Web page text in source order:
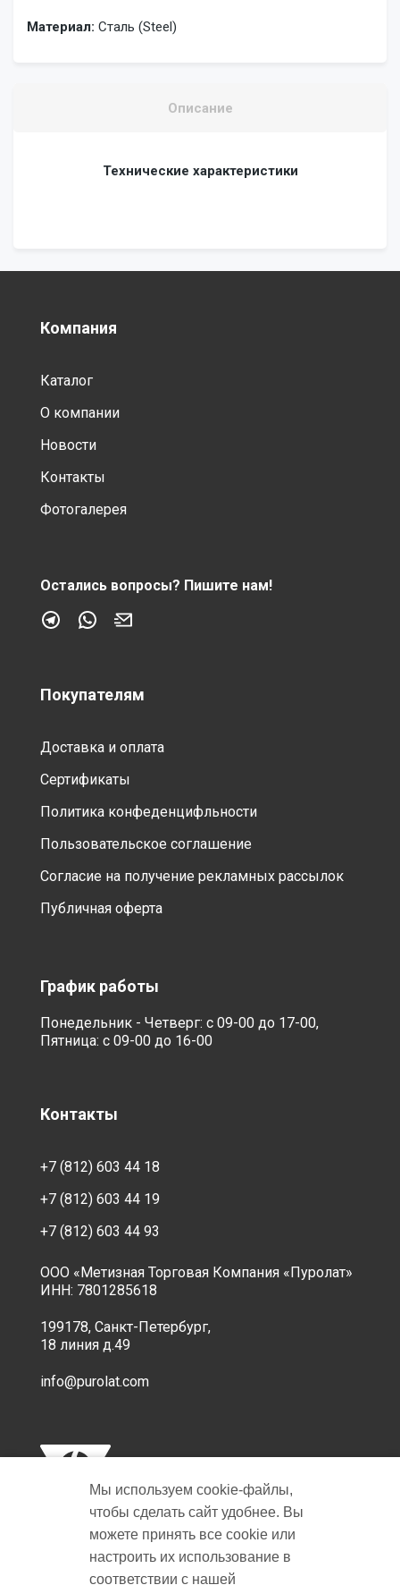
Материал: Сталь (Steel)
Описание
Технические характеристики
Компания
Каталог
О компании
Новости
Контакты
Фотогалерея
Остались вопросы? Пишите нам!
Покупателям
Доставка и оплата
Сертификаты
Политика конфеденцифльности
Пользовательское соглашение
Согласие на получение рекламных рассылок
Публичная оферта
График работы
Понедельник - Четверг: с 09-00 до 17-00,
Пятница: с 09-00 до 16-00
Контакты
+7 (812) 603 44 18
+7 (812) 603 44 19
+7 (812) 603 44 93
ООО «Метизная Торговая Компания «Пуролат»
ИНН: 7801285618
199178, Санкт-Петербург,
18 линия д.49
info@purolat.com
Copyright © 2001-2026 Пуролат.
Мы используем cookie‑файлы,
чтобы сделать сайт удобнее. Вы
можете принять все cookie или
настроить их использование в
соответствии с нашей